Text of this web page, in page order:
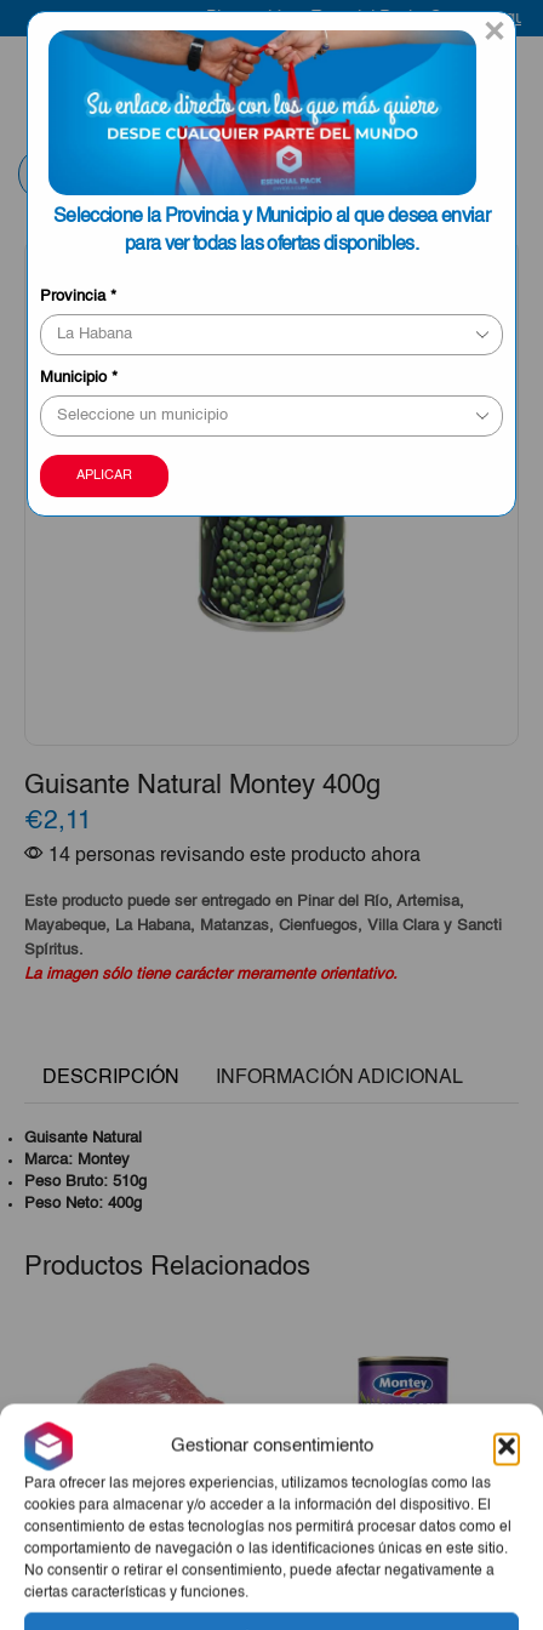
Gestionar consentimiento
Para ofrecer las mejores experiencias, utilizamos tecnologías como las
cookies para almacenar y/o acceder a la información del dispositivo. El
consentimiento de estas tecnologías nos permitirá procesar datos como el
comportamiento de navegación o las identificaciones únicas en este sitio.
No consentir o retirar el consentimiento, puede afectar negativamente a
ciertas características y funciones.
×
Seleccione la Provincia y Municipio al que desea enviar
para ver todas las ofertas disponibles.
Provincia*
Municipio*
APLICAR
Compra aquí
ENVIAR A LA
HABANA
Guisante Natural Montey 400g
€2,11
14 personas revisando este producto ahora
Este producto puede ser entregado en Pinar del Río, Artemisa,
Mayabeque, La Habana, Matanzas, Cienfuegos, Villa Clara y Sancti
Spíritus.
La imagen sólo tiene carácter meramente orientativo.
DESCRIPCIÓN INFORMACIÓN ADICIONAL
Guisante Natural
Marca: Montey
Peso Bruto: 510g
Peso Neto: 400g
Productos Relacionados
Boliche De Cerdo 10Lb
Cocktail 5 Frutas Montey